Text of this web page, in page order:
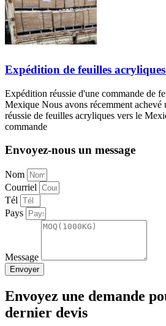
Expédition de feuilles
Expédition réussie d'une commande de
Mexique Nous avons récemment achevé
réussie de feuilles acryliques vers le
commande
Envoyez-nous un message
Nom
Courriel
Tél
Pays
Message
Envoyer
Envoyez une demande
dernier devis